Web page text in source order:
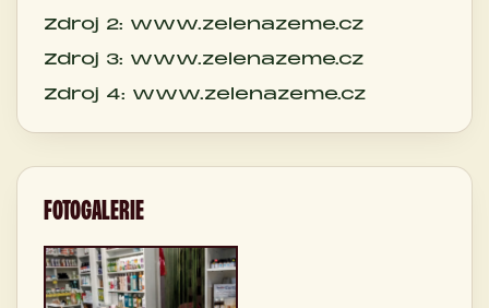
Zdroj 2: www.zelenazeme.cz
Zdroj 3: www.zelenazeme.cz
Zdroj 4: www.zelenazeme.cz
FOTOGALERIE